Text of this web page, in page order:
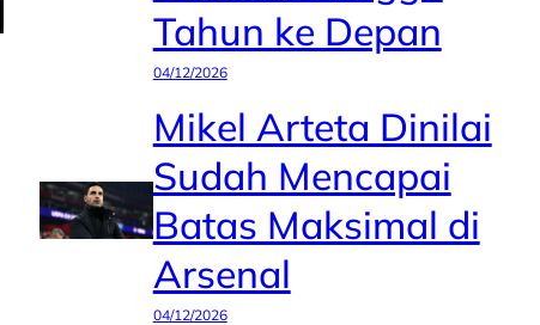
Tahun ke Depan
04/12/2026
Mikel Arteta Dinilai
Sudah Mencapai
Batas Maksimal di
Arsenal
04/12/2026